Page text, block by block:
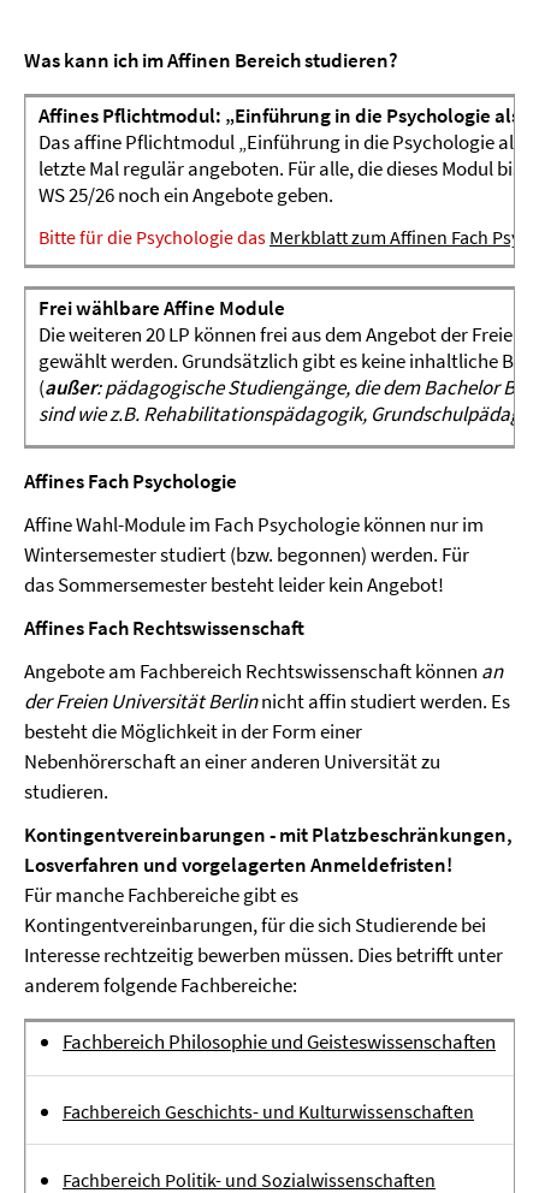
Was kann ich im Affinen Bereich studieren?
Affines Pflichtmodul: „Einführung in die Psychologie als
Das affine Pflichtmodul „Einführung in die Psychologie als
letzte Mal regulär angeboten. Für alle, die dieses Modul
WS 25/26 noch ein Angebote geben.
Bitte für die Psychologie das Merkblatt zum Affinen Fach
Frei wählbare Affine Module
Die weiteren 20 LP können frei aus dem Angebot der
gewählt werden. Grundsätzlich gibt es keine inhaltliche
(außer: pädagogische Studiengänge, die dem Bachelor
sind wie z.B. Rehabilitationspädagogik,
Affines Fach Psychologie
Affine Wahl-Module im Fach Psychologie können nur im
Wintersemester studiert (bzw. begonnen) werden. Für
das Sommersemester besteht leider kein Angebot!
Affines Fach Rechtswissenschaft
Angebote am Fachbereich Rechtswissenschaft können an
der Freien Universität Berlinnicht affin studiert werden. Es
besteht die Möglichkeit in der Form einer
Nebenhörerschaft an einer anderen Universität zu
studieren.
Kontingentvereinbarungen - mit Platzbeschränkungen,
Losverfahren und vorgelagerten Anmeldefristen!
Für manche Fachbereiche gibt es
Kontingentvereinbarungen, für die sich Studierende bei
Interesse rechtzeitig bewerben müssen. Dies betrifft unter
anderem folgende Fachbereiche:
Fachbereich Philosophie und Geisteswissenschaften
Fachbereich Geschichts- und Kulturwissenschaften
Fachbereich Politik- und Sozialwissenschaften